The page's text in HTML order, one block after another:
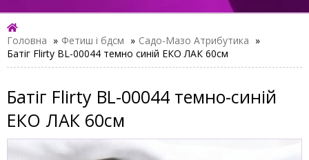
Головна » Фетиш і бдсм » Садо-Мазо Атрибутика »
Батіг Flirty BL-00044 темно синій ЕКО ЛАК 60см
Батіг Flirty BL-00044 темно-синій
ЕКО ЛАК 60см